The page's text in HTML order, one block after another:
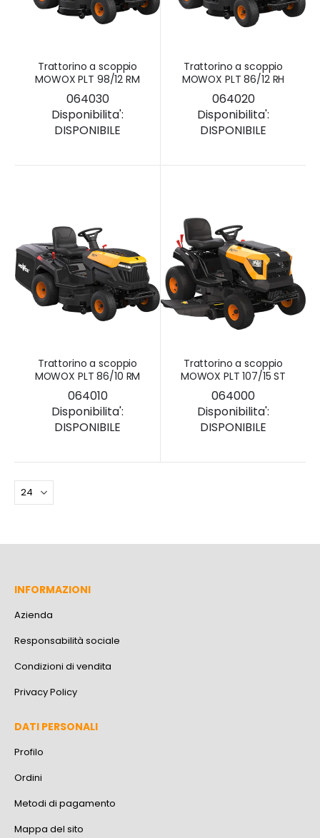
Trattorino a scoppio
MOWOX PLT 98/12 RM
064030
Disponibilita':
DISPONIBILE
Trattorino a scoppio
MOWOX PLT 86/12 RH
064020
Disponibilita':
DISPONIBILE
Trattorino a scoppio
MOWOX PLT 86/10 RM
064010
Disponibilita':
DISPONIBILE
Trattorino a scoppio
MOWOX PLT 107/15 ST
064000
Disponibilita':
DISPONIBILE
INFORMAZIONI
Azienda
Responsabilità sociale
Condizioni di vendita
Privacy Policy
DATI PERSONALI
Profilo
Ordini
Metodi di pagamento
Mappa del sito